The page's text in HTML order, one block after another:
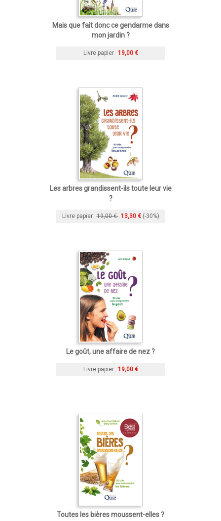
Mais que fait donc ce gendarme dans
mon jardin ?
Livre papier 19,00 €
Les arbres grandissent-ils toute leur vie
?
Livre papier 19,00 € 13,30 € (-30%)
Le goût, une affaire de nez ?
Livre papier 19,00 €
Toutes les bières moussent-elles ?